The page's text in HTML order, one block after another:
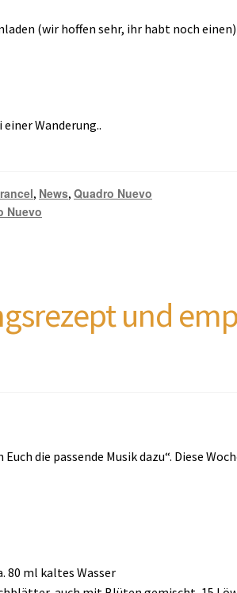
(wir hoffen sehr, ihr habt noch
Wanderung..
, News,Quadro Nuevo
Nuevo
und
die passende Musik dazu“. Diese
80 ml kaltes Wasser